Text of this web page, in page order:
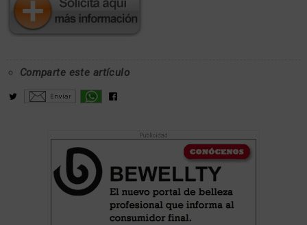
Comparte este artículo